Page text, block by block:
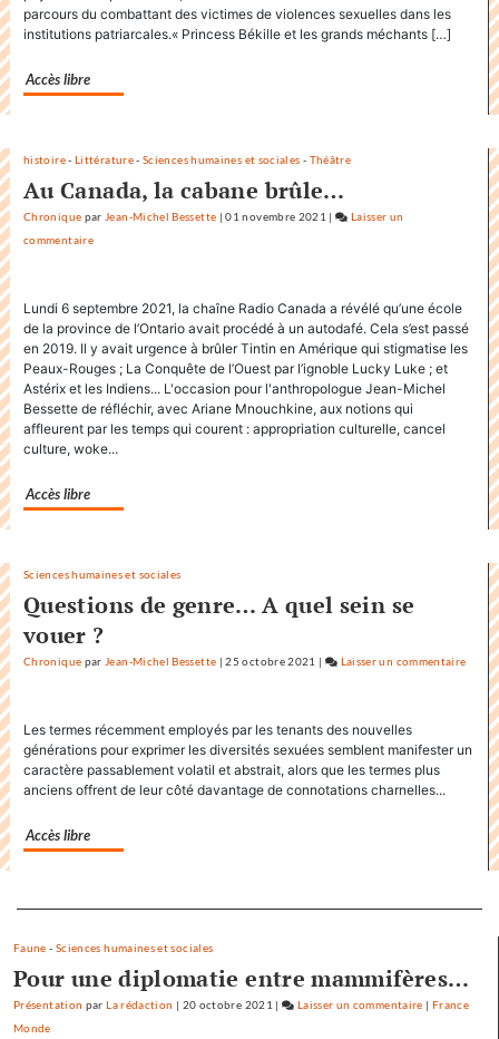
parcours du combattant des victimes de violences sexuelles dans les
institutions patriarcales.« Princess Békille et les grands méchants […]
Accès libre
histoire- Littérature-Sciences humaines et sociales - Théâtre
Au Canada, la cabane brûle…
Chronique par Jean-Michel Bessette |01 novembre 2021 |
Laisser un
commentaireon
le
titre
«
Factuel
»
dans
sa
Lundi 6 septembre 2021, la chaîne Radio Canada a révélé qu’une école
de la province de l’Ontario avait procédé à un autodafé. Cela s’est passé
en 2019. Il y avait urgence à brûler Tintin en Amérique qui stigmatise les
Peaux-Rouges ; La Conquête de l’Ouest par l’ignoble Lucky Luke ; et
Astérix et les Indiens... L'occasion pour l'anthropologue Jean-Michel
Bessette de réfléchir, avec Ariane Mnouchkine, aux notions qui
affleurent par les temps qui courent : appropriation culturelle, cancel
culture, woke...
Accès libre
Sciences humaines et sociales
Questions de genre… A quel sein se
vouer ?
Chronique par Jean-Michel Bessette |25 octobre 2021 | Laisser un commentaire
titre
dans
Les termes récemment employés par les tenants des nouvelles
générations pour exprimer les diversités sexuées semblent manifester un
caractère passablement volatil et abstrait, alors que les termes plus
anciens offrent de leur côté davantage de connotations charnelles...
Accès libre
Faune - Sciences humaines et sociales
Pour une diplomatie entre mammifères…
Présentation parLa rédaction | 20 octobre 2021 | Laisser un commentaire on
| France
Monde